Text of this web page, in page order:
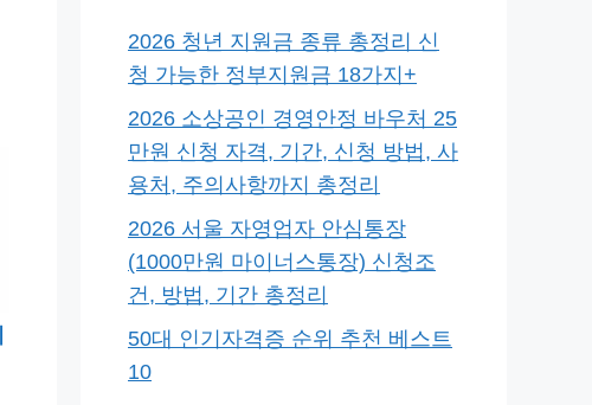
2026 청년 지원금 종류 총정리 신
청 가능한 정부지원금 18가지+
2026 소상공인 경영안정 바우처 25
만원 신청 자격, 기간, 신청 방법, 사
용처, 주의사항까지 총정리
2026 서울 자영업자 안심통장
(1000만원 마이너스통장) 신청조
건, 방법, 기간 총정리
50대 인기자격증 순위 추천 베스트
10